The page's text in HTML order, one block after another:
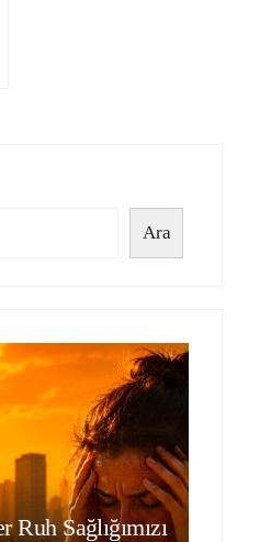
Ara
Ruh Sağlığımızı